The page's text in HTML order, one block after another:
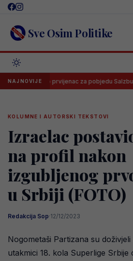
Skip
content Sve Osim Politike
NAJNOVIJEprvijenac za pobjedu Salzburga!
KOLUMNE I AUTORSKI TEKSTOVI
Izraelac
na profil nakon
izgubljenog
u Srbiji (FOTO)
Redakcija Sop·12/12/2023
Nogometaši Partizana su
utakmici 18. kola Superlige Srbije